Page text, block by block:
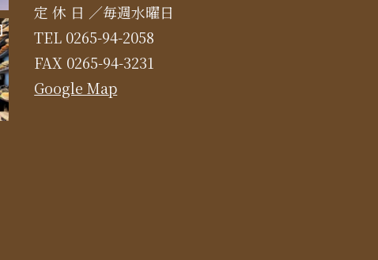
定 休 日 ／毎週水曜日
TEL 0265-94-2058
FAX 0265-94-3231
Google Map